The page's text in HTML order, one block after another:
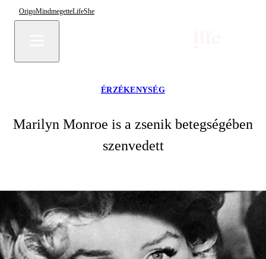
OrigoMindmegetteLifeShe
ÉRZÉKENYSÉG
Marilyn Monroe is a zsenik betegségében
szenvedett